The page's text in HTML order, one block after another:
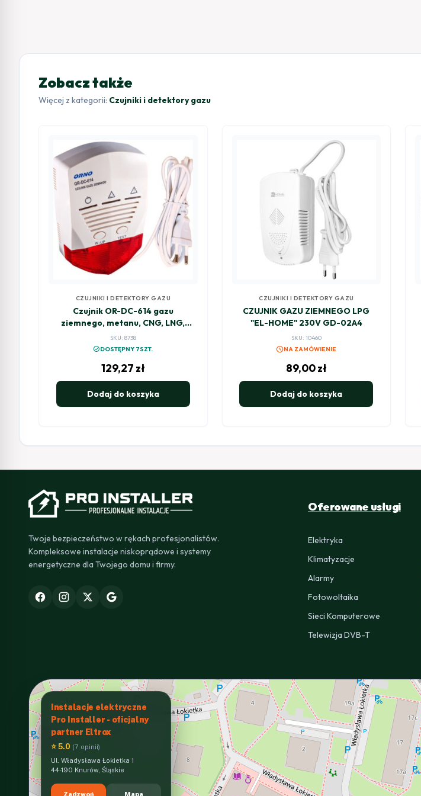
Zobacz także
Więcej z kategorii: Czujniki i detektory gazu
CZUJNIKI I DETEKTORY GAZU
Czujnik OR-DC-614 gazu
ziemnego, metanu, CNG, LNG,
230V ORNO
SKU: 8738
check_circleDOSTĘPNY 7SZT.
129,27 zł
Dodaj do koszyka
CZUJNIKI I DETEKTORY GAZU
CZUJNIK GAZU ZIEMNEGO LPG
"EL-HOME" 230V GD-02A4
SKU: 10460
scheduleNA ZAMÓWIENIE
89,00zł
Dodaj do koszyka
Twoje bezpieczeństwo w rękach profesjonalistów.
Kompleksowe instalacje niskoprądowe i systemy
energetyczne dla Twojego domu i firmy.
Oferowane usługi
Elektryka
Klimatyzacje
Alarmy
Fotowoltaika
Sieci Komputerowe
Telewizja DVB-T
Instalacje elektryczne
Pro Installer - oficjalny
partner Eltrox
⭐ 5.0 (7 opinii)
Ul. Władysława Łokietka 1
44-190 Knurów, Śląskie
Zadzwoń Mapa